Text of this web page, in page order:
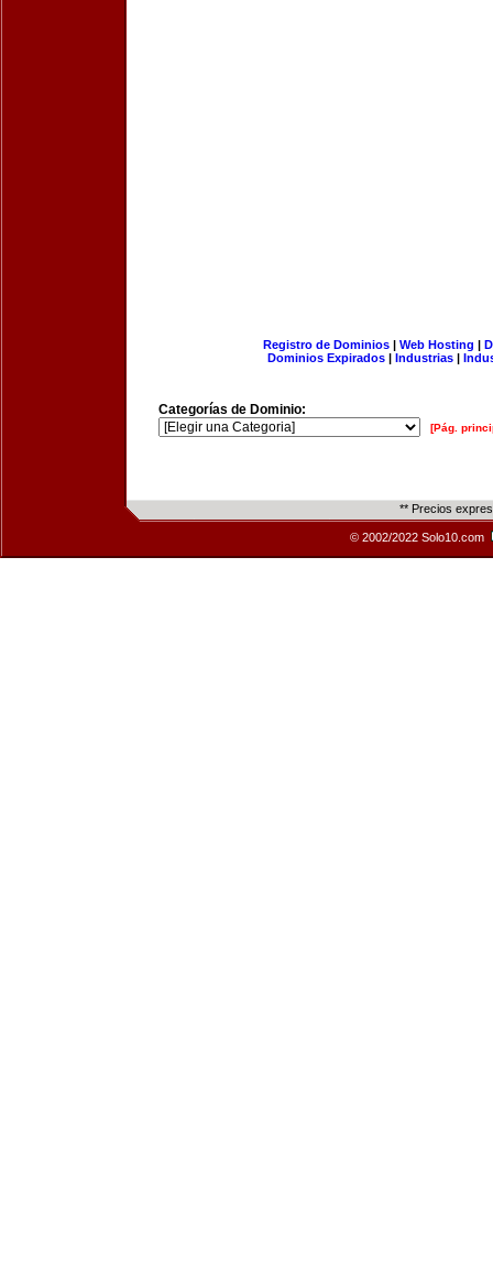
Registro de Dominios| Web Hosting |
Dominios Expirados | Industrias |
Categorías de Dominio:
[Pág.
** Precios
© 2002/2022 Solo10.com